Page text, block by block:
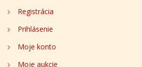
Registrácia
Prihlásenie
Moje konto
Moje aukcie